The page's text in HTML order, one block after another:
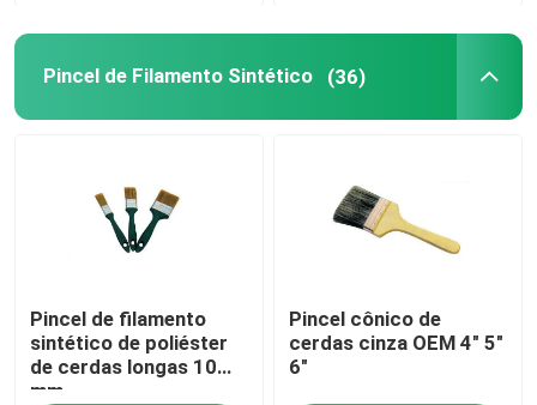
Pincel de Filamento Sintético
Pincel de cerdas brancas
Escovas de pintura do giz
Pincel para Radiador
Pincel de Filamento Sintético (36)
Pincel de filamento
sintético de poliéster
de cerdas longas 10
mm
Pincel cônico de
cerdas cinza OEM 4" 5"
6"